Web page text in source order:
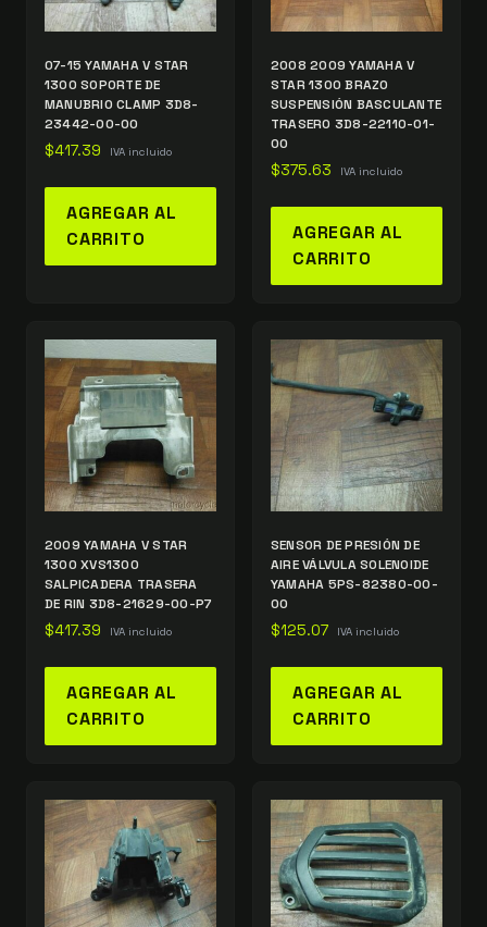
07-15 YAMAHA V STAR
1300 SOPORTE DE
MANUBRIO CLAMP 3D8-
23442-00-00
$417.39 IVA incluido
AGREGAR AL
CARRITO
2008 2009 YAMAHA V
STAR 1300 BRAZO
SUSPENSIÓN BASCULANTE
TRASERO 3D8-22110-01-
00
$375.63 IVA incluido
AGREGAR AL
CARRITO
2009 YAMAHA V STAR
1300 XVS1300
SALPICADERA TRASERA
DE RIN 3D8-21629-00-P7
$417.39 IVA incluido
AGREGAR AL
CARRITO
SENSOR DE PRESIÓN DE
AIRE VÁLVULA SOLENOIDE
YAMAHA 5PS-82380-00-
00
$125.07 IVA incluido
AGREGAR AL
CARRITO